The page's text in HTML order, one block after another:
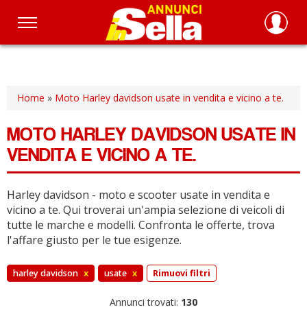
Salta
principale
Home » Moto Harley davidson usate in vendita e vicino a te.
MOTO HARLEY DAVIDSON USATE IN
VENDITA E VICINO A TE.
Harley davidson - moto e scooter usate in vendita e
vicino a te. Qui troverai un'ampia selezione di veicoli di
tutte le marche e modelli. Confronta le offerte, trova
l'affare giusto per le tue esigenze.
harley davidson x usate x Rimuovi filtri
Annunci trovati: 130